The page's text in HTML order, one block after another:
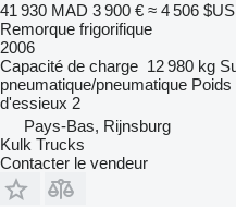
41 930 MAD 3 900 € ≈ 4 506 $US
Remorque frigorifique
2006
Capacité de charge 12 980 kg
pneumatique/pneumatique Poids
d'essieux 2
Pays-Bas, Rijnsburg
Kulk Trucks
Contacter le vendeur